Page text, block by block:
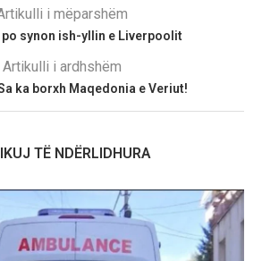
i mëparshëm
synon ish-yllin e Liverpoolit
Artikulli i ardhshëm
ka borxh Maqedonia e Veriut!
TË NDËRLIDHURA